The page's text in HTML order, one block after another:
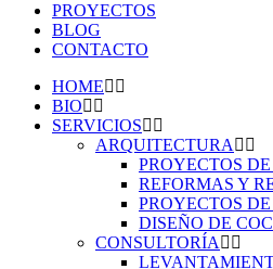
PROYECTOS
BLOG
CONTACTO
HOME
BIO
SERVICIOS
ARQUITECTURA
PROYECTOS
REFORMAS Y
PROYECTOS
DISEÑO DE
CONSULTORÍA